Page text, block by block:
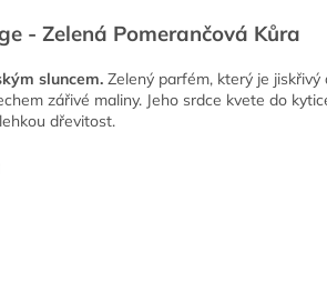
- Zelená Pomerančová Kůra
sluncem. Zelený parfém, který je jiskřivý
zářivé maliny. Jeho srdce kvete do
dřevitost.